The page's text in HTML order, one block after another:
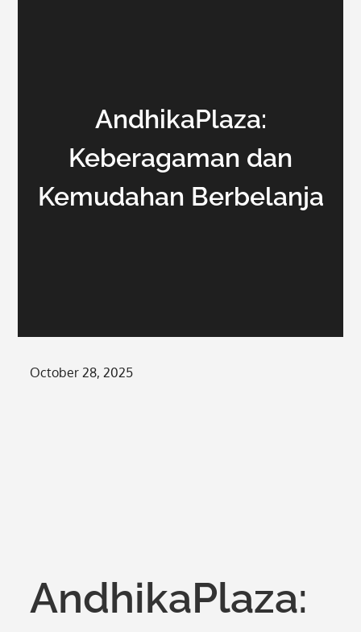
AndhikaPlaza:
Keberagaman dan
Kemudahan Berbelanja
Posted
October 28, 2025
AndhikaPlaza: